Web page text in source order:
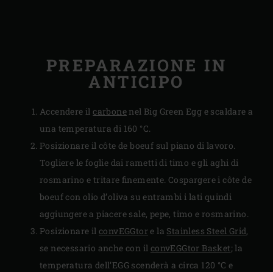
PREPARAZIONE IN
ANTICIPO
Accendere ilcarbonenel Big Green Egg e scaldare a
una temperatura di 160 °C.
Posizionare il côte de boeuf sul piano di lavoro.
Togliere le foglie dai rametti di timo e gli aghi di
rosmarino e tritare finemente. Cospargere i côte de
boeuf con olio d’oliva su entrambi i lati quindi
aggiungere a piacere sale, pepe, timo e rosmarino.
Posizionare ilconvEGGtor e la Stainless Steel Grid,
se necessario anche con il convEGGtor Basket; la
temperatura dell’EGG scenderà a circa 120 °C e